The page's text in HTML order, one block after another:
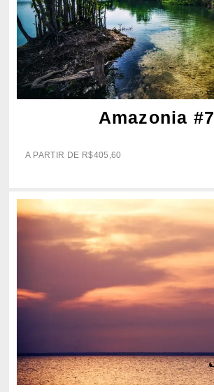
Amazonia #7
A PARTIR DE R$405,60